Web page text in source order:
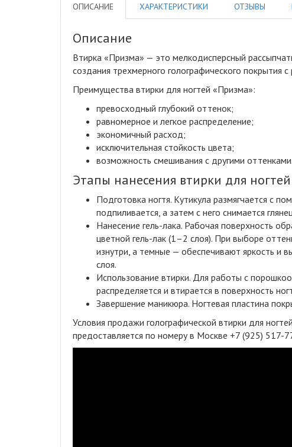
ОПИСАНИЕ ХАРАКТЕРИСТИКИ ОТЗЫВЫ
Описание
Втирка «Призма» — это мелкодисперсный
создания трехмерного голографического покрытия
Преимущества втирки для ногтей «Призма»:
превосходный глубокий оттенок;
равномерное и легкое распределение;
экономичный расход;
исключительная стойкость цвета;
возможность смешивания с другими оттенками.
Этапы нанесения втирки для ногтей
Подготовка ногтя. Кутикула размягчается с
подпиливается, а затем с него снимается
Нанесение гель-лака. Рабочая поверхность
цветной гель-лак (1–2 слоя). При выборе
изнутри, а темные — обеспечивают яркость и
слоя.
Использование втирки. Для работы с
распределяется и втирается в поверхность
Завершение маникюра. Ногтевая пластина
Условия продажи голографической втирки для
предоставляется по номеру в Москве +7 (925) 517-